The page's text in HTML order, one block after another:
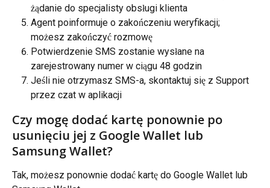
żądanie do specjalisty obsługi klienta
Agent poinformuje o zakończeniu weryfikacji;
możesz zakończyć rozmowę
Potwierdzenie SMS zostanie wysłane na
zarejestrowany numer w ciągu 48 godzin
Jeśli nie otrzymasz SMS-a, skontaktuj się z Support
przez czat w aplikacji
Czy mogę dodać kartę ponownie po
usunięciu jej z Google Wallet lub
Samsung Wallet?
Tak, możesz ponownie dodać kartę do Google Wallet lub